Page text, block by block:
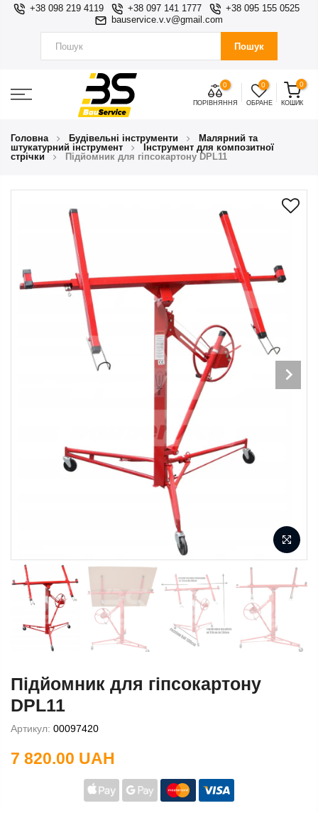
+38 098 219 4119 +38 097 141 1777
+38 095 155 0525
bauservice.v.v@gmail.com
Пошук
0
ПОРІВНЯННЯ
0
ОБРАНЕ
0
КОШИК
Головна Будівельні інструменти
Малярний та
штукатурний інструмент
Інструмент для композитної
стрічки
Підйомник для гіпсокартону DPL11
Підйомник для гіпсокартону
DPL11
Артикул: 00097420
7 820.00 UAH